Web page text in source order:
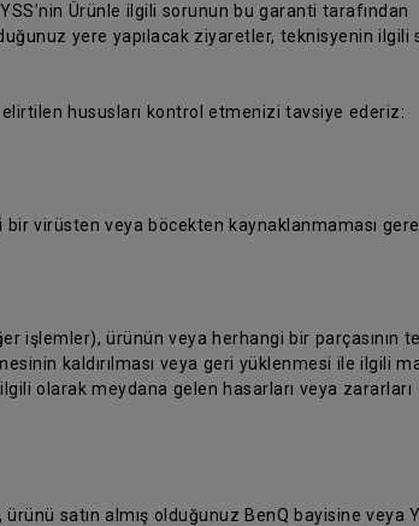
Ürünle ilgili sorunun bu garanti tarafından
yere yapılacak ziyaretler, teknisyenin ilgili
hususları kontrol etmenizi tavsiye ederiz:
virüsten veya böcekten kaynaklanmaması
işlemler), ürünün veya herhangi bir parçasının
kaldırılması veya geri yüklenmesi ile ilgili
olarak meydana gelen hasarları veya zararları
satın almış olduğunuz BenQ bayisine veya